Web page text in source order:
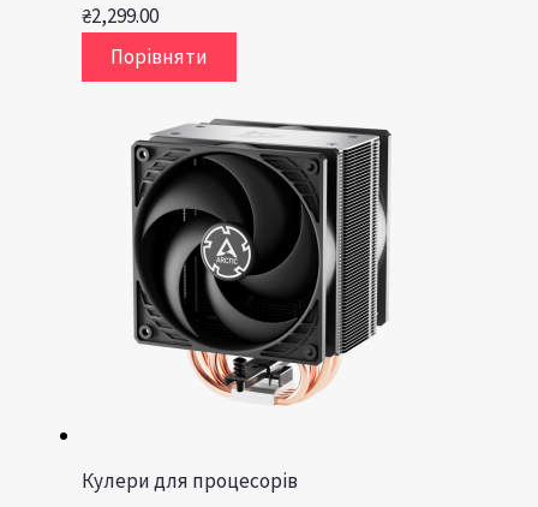
₴2,299.00
Порівняти
Кулери для процесорів